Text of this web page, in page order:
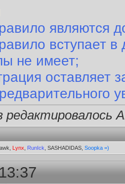
являются
вступает в
не имеет;
оставляет
редактировалось
Lynx RunIck , SASHADIDAS, Soopka =)